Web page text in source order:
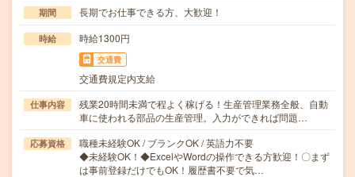
期間 長期でお仕事できる方、大歓迎！
時給 時給1300円
交通費
交通費規定内支給
仕事内容
残業20時間未満で程よく稼げる！生産管理業務全般、自動
車に使われる部品の生産管理。入力ができれば問題…
応募資格
職種未経験OK / ブランクOK / 英語力不要
◆未経験OK！◆ExcelやWordの操作できる方歓迎！〇まず
は事前登録だけでもOK！履歴書不要で気…